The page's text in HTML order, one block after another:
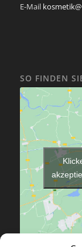
E-Mail
SO FINDEN